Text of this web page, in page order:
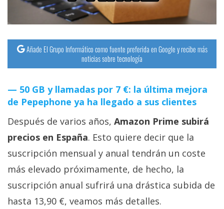
Trucos
y
Tutoriales
Ciberseguridad
Sistemas
operativos
Profesional
+
temas
Añade El Grupo Informático como fuente preferida en Google y recibe más
noticias sobre tecnología
50 GB y llamadas por 7 €: la última mejora
de Pepephone ya ha llegado a sus clientes
Después de varios años, Amazon Prime subirá
precios en España. Esto quiere decir que la
suscripción mensual y anual tendrán un coste
más elevado próximamente, de hecho, la
suscripción anual sufrirá una drástica subida de
hasta 13,90 €, veamos más detalles.